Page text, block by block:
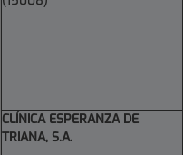
CLÍNICA ESPERANZA DE
TRIANA, S.A.